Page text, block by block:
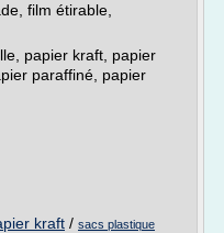
film étirable,
papier kraft, papier
paraffiné, papier
kraft / sacs plastique